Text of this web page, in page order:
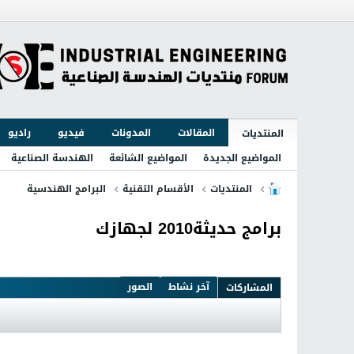
المنتديات المقالات المدونات فيديو
راديو
المواضيع الجديدة
المواضيع الشائعة
الهندسة الصناعية
المنتديات
الأقسام التقنية البرامج الهندسية
برامج حديثة2010 لجهازك
المشاركات آخر نشاط الصور